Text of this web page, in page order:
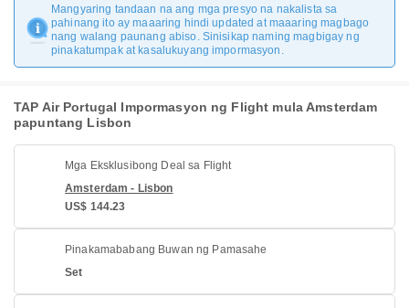
Mangyaring tandaan na ang mga presyo na nakalista sa
pahinang ito ay maaaring hindi updated at maaaring magbago
nang walang paunang abiso. Sinisikap naming magbigay ng
pinakatumpak at kasalukuyang impormasyon.
TAP Air Portugal Impormasyon ng Flight mula Amsterdam
papuntang Lisbon
Mga Eksklusibong Deal sa Flight
Amsterdam - Lisbon
US$ 144.23
Pinakamababang Buwan ng Pamasahe
Set